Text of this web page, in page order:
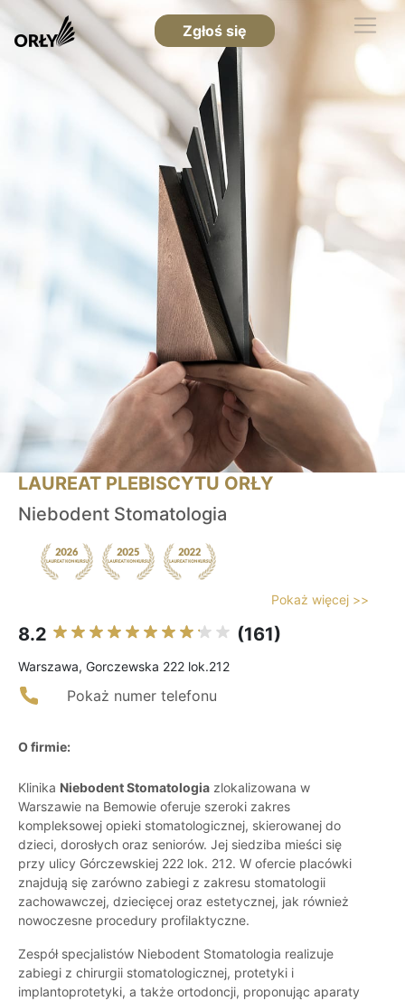
Zgłoś się
LAUREAT PLEBISCYTU ORŁY
Niebodent Stomatologia
Pokaż więcej >>
8.2 (161)
Warszawa, Gorczewska 222 lok.212
Pokaż numer telefonu
O firmie:
Klinika Niebodent Stomatologia zlokalizowana w
Warszawie na Bemowie oferuje szeroki zakres
kompleksowej opieki stomatologicznej, skierowanej do
dzieci, dorosłych oraz seniorów. Jej siedziba mieści się
przy ulicy Górczewskiej 222 lok. 212. W ofercie placówki
znajdują się zarówno zabiegi z zakresu stomatologii
zachowawczej, dziecięcej oraz estetycznej, jak również
nowoczesne procedury profilaktyczne.
Zespół specjalistów Niebodent Stomatologia realizuje
zabiegi z chirurgii stomatologicznej, protetyki i
implantoprotetyki, a także ortodoncji, proponując aparaty